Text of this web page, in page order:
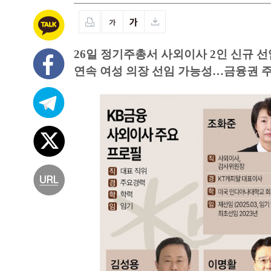
26일 정기주총서 사외이사 2인 신규 선
연속 여성 의장 선임 가능성…금융권